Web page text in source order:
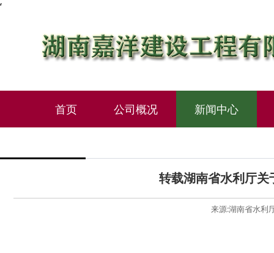
‘
首页 公司概况 新闻中心
转载湖南省水利厅
来源:湖南省水利